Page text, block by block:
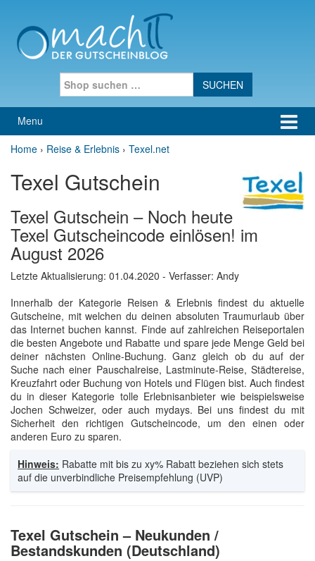
Menu
Home › Reise & Erlebnis › Texel.net
Texel Gutschein
Texel Gutschein – Noch heute
Texel Gutscheincode einlösen! im
August 2026
Letzte Aktualisierung: 01.04.2020 - Verfasser: Andy
Innerhalb der Kategorie Reisen & Erlebnis findest du aktuelle
Gutscheine, mit welchen du deinen absoluten Traumurlaub über
das Internet buchen kannst. Finde auf zahlreichen Reiseportalen
die besten Angebote und Rabatte und spare jede Menge Geld bei
deiner nächsten Online-Buchung. Ganz gleich ob du auf der
Suche nach einer Pauschalreise, Lastminute-Reise, Städtereise,
Kreuzfahrt oder Buchung von Hotels und Flügen bist. Auch findest
du in dieser Kategorie tolle Erlebnisanbieter wie beispielsweise
Jochen Schweizer, oder auch mydays. Bei uns findest du mit
Sicherheit den richtigen Gutscheincode, um den einen oder
anderen Euro zu sparen.
Hinweis: Rabatte mit bis zu xy% Rabatt beziehen sich stets
auf die unverbindliche Preisempfehlung (UVP)
Texel Gutschein – Neukunden /
Bestandskunden (Deutschland)